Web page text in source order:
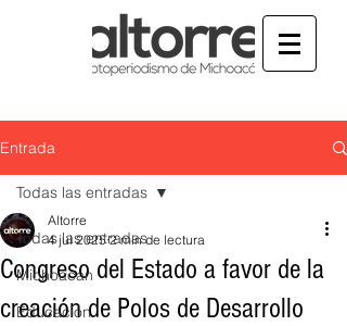
Entrada
Todas las entradas
Michoacán
Educación
Todas las entradas
Congreso del Estado a favor de la
creación de Polos de Desarrollo
Altorre
4 jul 2025 2 min de lectura